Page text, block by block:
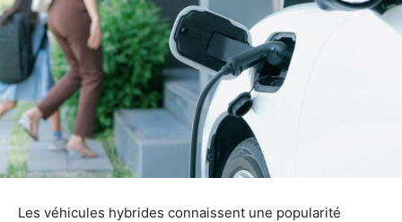
Les véhicules hybrides connaissent une popularité